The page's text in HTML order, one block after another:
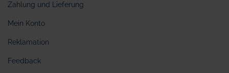
Zahlung und Lieferung
Mein Konto
Reklamation
Feedback